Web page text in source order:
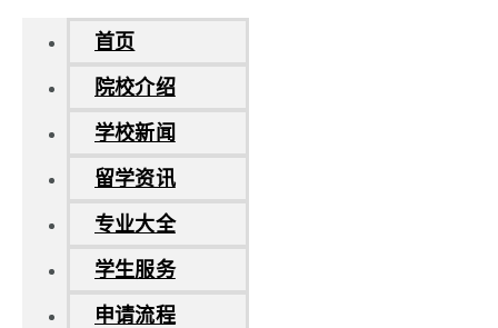
首页
院校介绍
学校新闻
留学资讯
专业大全
学生服务
申请流程